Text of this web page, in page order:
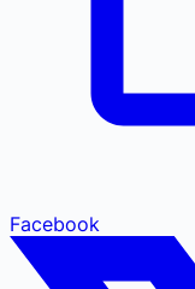
Facebook